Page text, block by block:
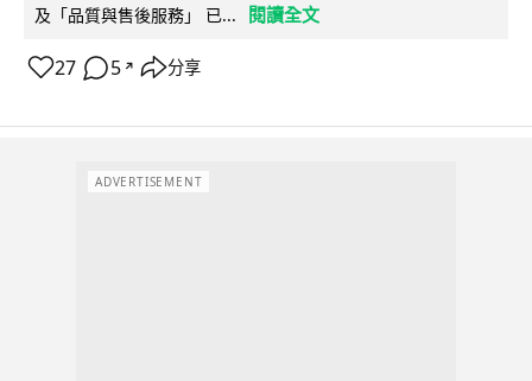
及「品質與售後服務」 已...
閱讀全文
27 5 ↗ 分享
ADVERTISEMENT